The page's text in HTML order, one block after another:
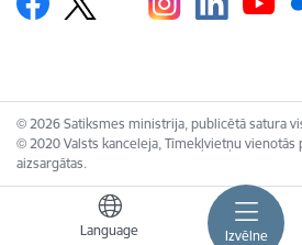
Izvēlne
Language
© 2026 Satiksmes ministrija, publicētā satura
© 2020 Valsts kanceleja, Tīmekļvietņu vienotās
aizsargātas.